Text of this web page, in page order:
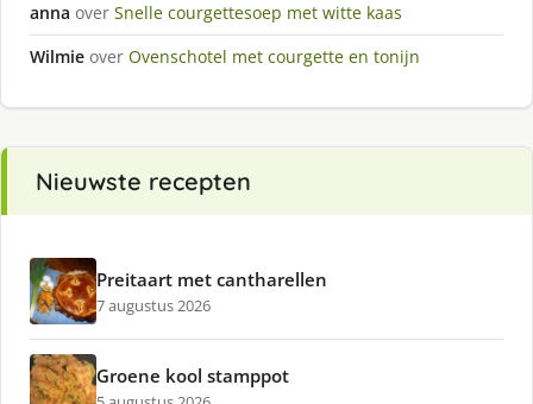
anna over Snelle courgettesoep met witte kaas
Wilmie over Ovenschotel met courgette en tonijn
Nieuwste recepten
Preitaart met cantharellen
7 augustus 2026
Groene kool stamppot